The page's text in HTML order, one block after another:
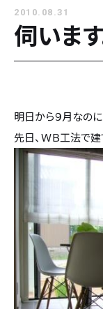
バンホームの家づく
設計・デザイン
保証・アフターメン
家づくりの流れ
セミオーダー住宅
スタッフ紹介
お客様の声
2010.08.31
伺います
明日から９月なのに
先日、ＷＢ工法で